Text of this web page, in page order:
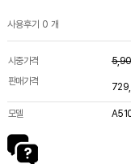
사용후기 0 개
시중가격
판매가격
모델